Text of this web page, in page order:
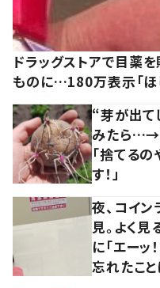
ドラッグストアで目薬
ものに…180万表示「ほし
“芽が出て
みたら…→
「捨てるの
す！」
夜、コイ
見。よく
に「エーッ
忘れたこと